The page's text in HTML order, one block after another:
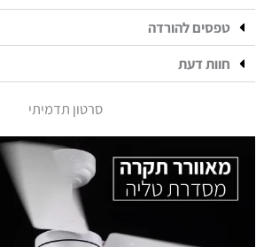
טפסים להורדה
חוות דעת
סרטון תדמיתי